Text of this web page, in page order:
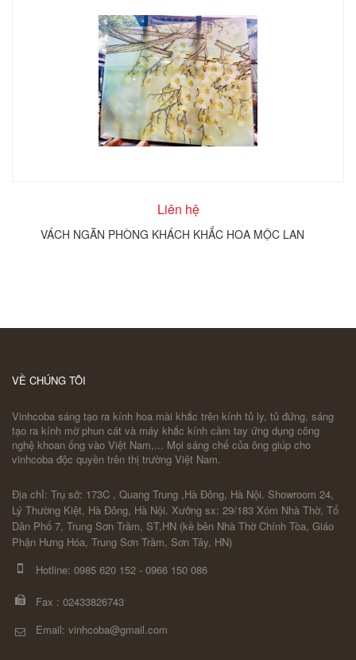
Liên hệ
VÁCH NGĂN PHÒNG KHÁCH KHẮC HOA MỘC LAN
VỀ CHÚNG TÔI
Vinhcoba sáng tạo ra kính hoa mài khắc trên kính tủ ly, tủ đứng, sáng
tạo ra kính mờ phun cát và máy khắc kính cầm tay ứng dụng công
nghệ khoan ống vào Việt Nam,... Mọi sáng chế của ông giúp cho
vinhcoba độc quyền trên thị trường Việt Nam.
Địa chỉ: Trụ sở: 173C , Quang Trung ,Hà Đông, Hà Nội. Showroom 24,
Lý Thường Kiệt, Hà Đông, Hà Nội. Xưởng sx: 29/183 Xóm Nhà Thờ, Tổ
Dân Phố 7, Trung Sơn Trầm, ST,HN (kề bên Nhà Thờ Chính Tòa, Giáo
Phận Hưng Hóa, Trung Sơn Trầm, Sơn Tây, HN)
Hotline: 0985 620 152 - 0966 150 086
Fax : 02433826743
Email: vinhcoba@gmail.com